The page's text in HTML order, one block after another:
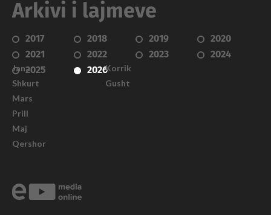
Arkivi i lajmeve
2017 2018 2019
2020
2021
2022 2023
2024
2025
2026
Janar
Shkurt
Mars
Prill
Maj
Qershor
Korrik
Gusht